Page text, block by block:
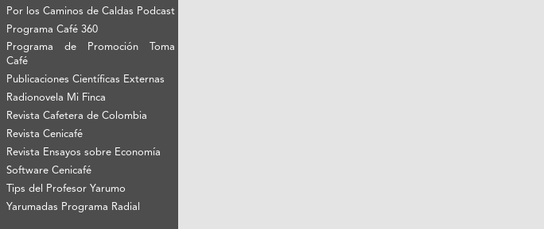
Por los Caminos de Caldas Podcast
Programa Café 360
Programa de Promoción Toma
Café
Publicaciones Científicas Externas
Radionovela Mi Finca
Revista Cafetera de Colombia
Revista Cenicafé
Revista Ensayos sobre Economía
Software Cenicafé
Tips del Profesor Yarumo
Yarumadas Programa Radial